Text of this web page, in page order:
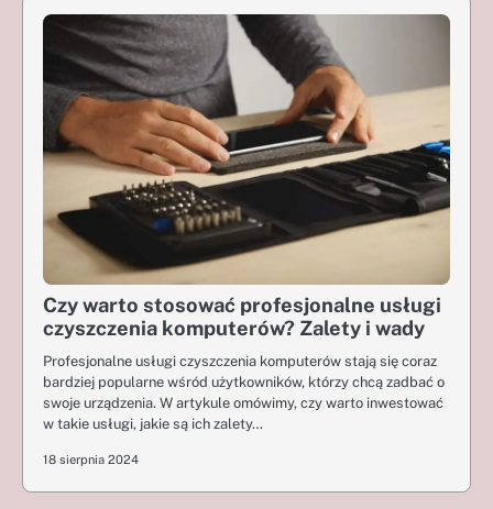
Czy warto stosować profesjonalne usługi
czyszczenia komputerów? Zalety i wady
Profesjonalne usługi czyszczenia komputerów stają się coraz
bardziej popularne wśród użytkowników, którzy chcą zadbać o
swoje urządzenia. W artykule omówimy, czy warto inwestować
w takie usługi, jakie są ich zalety…
18 sierpnia 2024